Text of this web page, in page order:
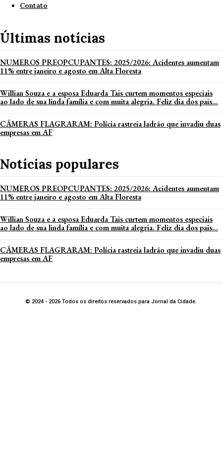
Contato
Últimas notícias
NUMEROS PREOPCUPANTES: 2025/2026: Acidentes aumentam
11% entre janeiro e agosto em Alta Floresta
Willian Souza e a esposa Eduarda Tais curtem momentos especiais
ao lado de sua linda família e com muita alegria. Feliz dia dos pais...
CÂMERAS FLAGRARAM: Polícia rastreia ladrão que invadiu duas
empresas em AF
Notícias populares
NUMEROS PREOPCUPANTES: 2025/2026: Acidentes aumentam
11% entre janeiro e agosto em Alta Floresta
Willian Souza e a esposa Eduarda Tais curtem momentos especiais
ao lado de sua linda família e com muita alegria. Feliz dia dos pais...
CÂMERAS FLAGRARAM: Polícia rastreia ladrão que invadiu duas
empresas em AF
© 2024 - 2026 Todos os direitos reservados para Jornal da Cidade.